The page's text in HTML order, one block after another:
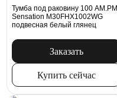
Тумба под раковину 100 AM.PM
Sensation M30FHX1002WG
подвесная белый глянец
Заказать
Купить сейчас